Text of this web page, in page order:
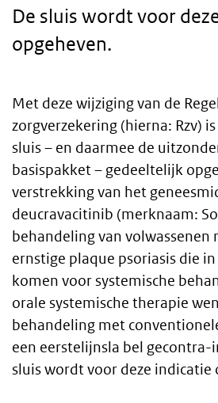
De sluis wordt voor
opgeheven.
Body
text
Met deze wijziging van de
zorgverzekering (hierna: Rzv)
sluis – en daarmee de
basispakket – gedeeltelijk
verstrekking van het
deucravacitinib (merknaam:
behandeling van
ernstige plaque psoriasis die
komen voor systemische
orale systemische therapie
behandeling met
een eerstelijnsla bel gecontra-
sluis wordt voor deze indicatie